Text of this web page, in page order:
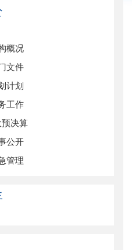
概况
文件
计划
工作
预决算
公开
管理